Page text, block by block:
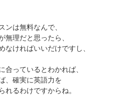
ンは無料なんで、
無理だと思ったら、
なければいいだけですし、
合っているとわかれば、
、確実に英語力を
れるわけですからね。